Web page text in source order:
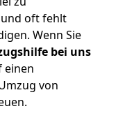
oft fehlt
Wenn Sie
bei uns
einen
von